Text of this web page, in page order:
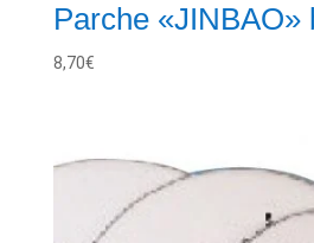
Parche «JINBAO»
8,70€